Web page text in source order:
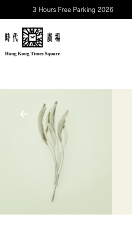
3 Hours Free Parking 2026